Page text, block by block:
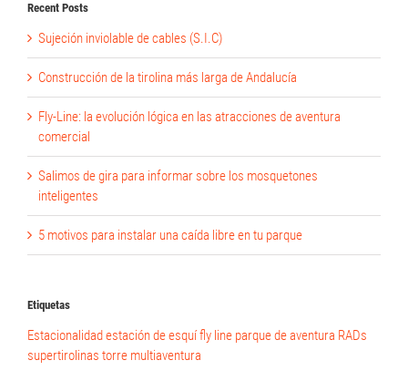
Recent Posts
Sujeción inviolable de cables (S.I.C)
Construcción de la tirolina más larga de Andalucía
Fly-Line: la evolución lógica en las atracciones de aventura
comercial
Salimos de gira para informar sobre los mosquetones
inteligentes
5 motivos para instalar una caída libre en tu parque
Etiquetas
Estacionalidadestación de esquífly line parque de aventura RADs
supertirolinas torre multiaventura